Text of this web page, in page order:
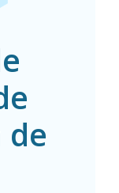
de